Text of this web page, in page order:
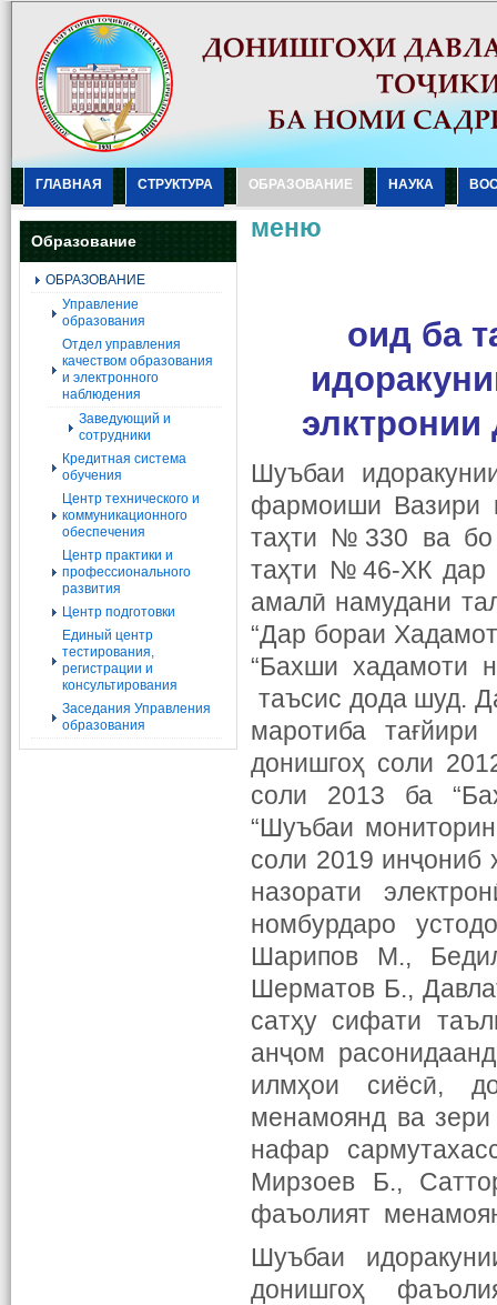
ГЛАВНАЯ СТРУКТУРА ОБРАЗОВАНИЕ НАУКА
Образование
ОБРАЗОВАНИЕ
Управление
образования
Отдел управления
качеством образования
и электронного
наблюдения
Заведующий и
сотрудники
Кредитная система
обучения
Центр технического и
коммуникационного
обеспечения
Центр практики и
профессионального
развития
Центр подготовки
Единый центр
тестирования,
регистрации и
консультирования
Заседания Управления
образования
меню
оид ба
Шуъбаи
фармоиши Вазири
таҳти №330 ва бо
таҳти №46-ХК дар
амалӣ намудани
“Дар бораи
“Бахши хадамоти
таъсис дода шуд.
маротиба
донишгоҳ соли
соли 2013 ба
“Шуъбаи
соли 2019 инҷониб
назорати
номбурдаро
Шарипов М.,
Шерматов Б.,
сатҳу сифати
анҷом
илмҳои сиёсӣ,
менамоянд ва
нафар
Мирзоев Б.,
фаъолият
Шуъбаи
донишгоҳ